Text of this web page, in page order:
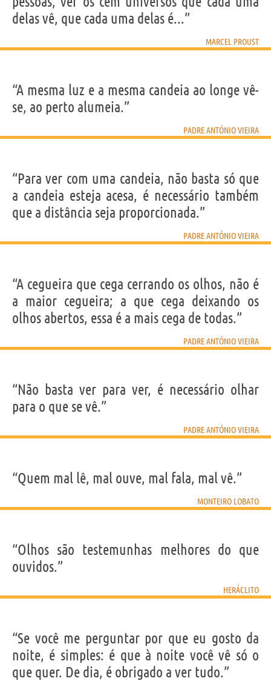
delas vê, que cada uma delas é...”
MARCEL PROUST
“A mesma luz e a mesma candeia ao longe vê-
se, ao perto alumeia.”
PADRE ANTÓNIO VIEIRA
“Para ver com uma candeia, não basta só que
a candeia esteja acesa, é necessário também
que a distância seja proporcionada.”
PADRE ANTÓNIO VIEIRA
“A cegueira que cega cerrando os olhos, não é
a maior cegueira; a que cega deixando os
olhos abertos, essa é a mais cega de todas.”
PADRE ANTÓNIO VIEIRA
“Não basta ver para ver, é necessário olhar
para o que se vê.”
PADRE ANTÓNIO VIEIRA
“Quem mal lê, mal ouve, mal fala, mal vê.”
MONTEIRO LOBATO
“Olhos são testemunhas melhores do que
ouvidos.”
HERÁCLITO
“Se você me perguntar por que eu gosto da
noite, é simples: é que à noite você vê só o
que quer. De dia, é obrigado a ver tudo.”